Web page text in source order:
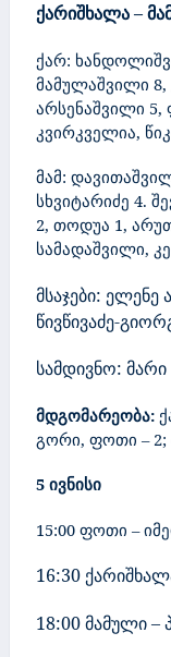
ქარიშხალა –
ქარ:
მამულაშვილი
არსენაშვილი 5,
კვირკველია,
მამ:
სხვიტარიძე 4.
2, თოდუა 1,
სამადაშვილი,
მსაჯები: ელენე
წივწივაძე-
სამდივნო: მარი
მდგომარეობა:
გორი, ფოთი – 2;
5 ივნისი
15:00 ფოთი –
16:30
18:00 მამული –